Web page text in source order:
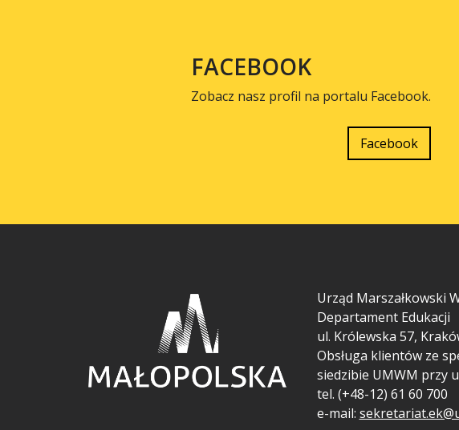
FACEBOOK
Zobacz nasz profil na portalu Facebook.
Facebook
Urząd Marszałkowski
Departament Edukacji
ul. Królewska 57,
Obsługa klientów ze
siedzibie UMWM przy
tel. (+48-12) 61 60 700
e-mail: